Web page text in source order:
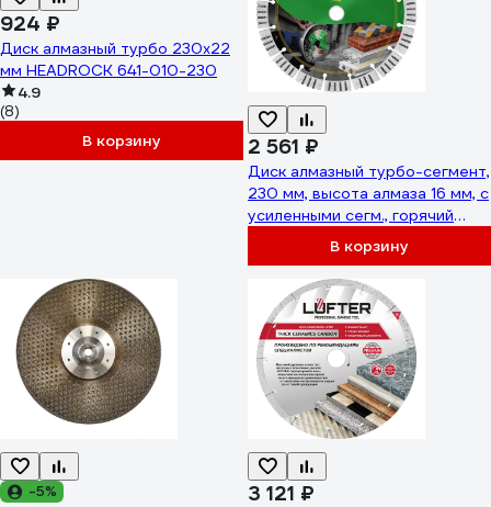
924 ₽
Диск алмазный турбо 230х22
мм HEADROCK 641-010-230
4.9
(8)
В корзину 2 561 ₽
Диск алмазный турбо-сегмент,
230 мм, высота алмаза 16 мм, с
усиленными сегм., горячий
пресс vertextools 04-230-28
В корзину
-5% 3 121 ₽